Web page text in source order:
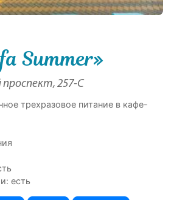
Summer»
257-С
трехразовое питание в кафе-
есть